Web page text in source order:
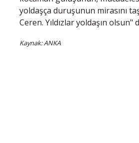
yoldaşça duruşunun mirasını
Ceren. Yıldızlar yoldaşın olsun"
Kaynak: ANKA